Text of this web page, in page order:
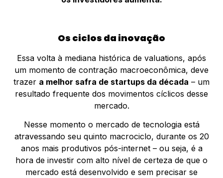
Os ciclos da inovação
Essa volta à mediana histórica de valuations, após
um momento de contração macroeconômica, deve
trazer a melhor safra de startups da década – um
resultado frequente dos movimentos cíclicos desse
mercado.
Nesse momento o mercado de tecnologia está
atravessando seu quinto macrociclo, durante os 20
anos mais produtivos pós-internet – ou seja, é a
hora de investir com alto nível de certeza de que o
mercado está desenvolvido e sem precisar se